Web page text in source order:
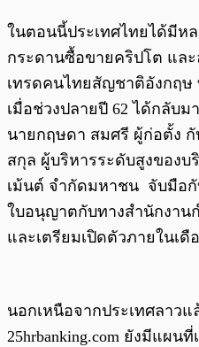
พร้อมเล่น
ในตอนนี้ประเทศไทยได้มีห
กระดานซื้อขายคริปโต และ
เทรดคนไทยสัญชาติอังกฤษ
เมื่อช่วงปลายปี 62 ได้กลับ
นายกฤษดา สมศรี ผู้ก่อตั้ง
สกุล ผู้บริหารระดับสูงของบ
เม้นต์ จำกัดมหาชน จับมือ
ใบอนุญาตกับทางสำนักงาน
และเตรียมเปิดตัวภายในเ
นอกเหนือจากประเทศลาวแ
25hrbanking.com ยังมีแผน